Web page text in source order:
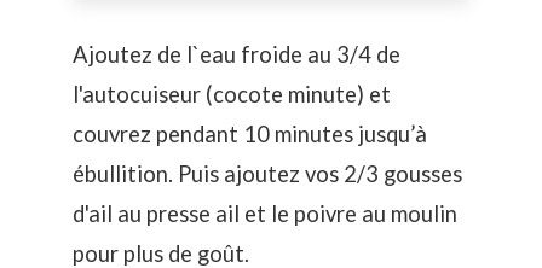
Ajoutez de l`eau froide au 3/4 de
l'autocuiseur (cocote minute) et
couvrez pendant 10 minutes jusqu’à
ébullition. Puis ajoutez vos 2/3 gousses
d'ail au presse ail et le poivre au moulin
pour plus de goût.